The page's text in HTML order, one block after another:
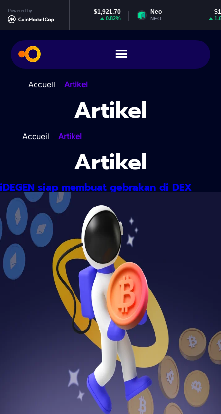
Powered by Neo
NEO
Accueil Artikel
Artikel
Accueil Artikel
Artikel
iDEGEN siap membuat gebrakan di DEX